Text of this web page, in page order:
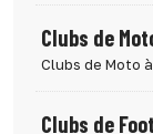
Clubs de
Clubs de Moto
Clubs de